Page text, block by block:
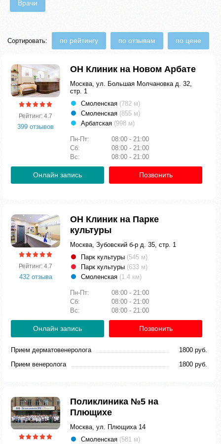
Врачи
Сортировать: по рейтингу по отзывам по цене
Рейтинг: 4.7
399 отзывов
ОН Клиник на Новом Арбате
Москва, ул. Большая Молчановка д. 32,
стр. 1
Смоленская (782 м)
Смоленская (855 м)
Арбатская (998 м)
Пн-Пт:
08:00 - 21:00
Сб:
08:00 - 21:00
Вс:
08:00 - 21:00
Онлайн запись Позвонить
Рейтинг: 4.7
432 отзыва
ОН Клиник на Парке
культуры
Москва, Зубовский б-р д. 35, стр. 1
Парк культуры (545 м)
Парк культуры (633 м)
Смоленская (1.4 км)
Пн-Пт:
08:00 - 21:00
Сб:
08:00 - 21:00
Вс:
08:00 - 21:00
Онлайн запись Позвонить
Прием дерматовенеролога
1800 руб.
Прием венеролога
1800 руб.
Поликлиника №5 на
Плющихе
Москва, ул. Плющиха 14
Смоленская (581 м)